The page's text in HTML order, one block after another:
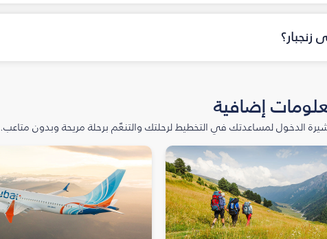
زنجبار؟
إضافية
الدخول لمساعدتك في التخطيط لرحلتك والتنعّم برحلة مريحة وبدون متاعب.